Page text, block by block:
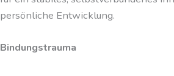
persönliche Entwicklung.
Bindungstrauma